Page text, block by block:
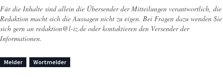
Für die Inhalte sind allein die Übersender der Mitteilungen verantwortlich, die
Redaktion macht sich die Aussagen nicht zu eigen. Bei Fragen dazu wenden Sie
sich gern an redaktion@l-iz.de oder kontaktieren den Versender der
Informationen.
Melder Wortmelder